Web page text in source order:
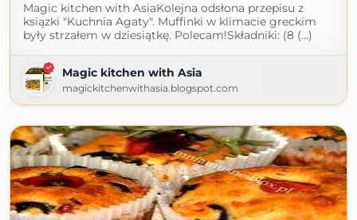
Magic kitchen with AsiaKolejna odsłona przepisu z
ksiązki "Kuchnia Agaty". Muffinki w klimacie greckim
były strzałem w dziesiątkę. Polecam!Składniki: (8 (...)
Magic kitchen with Asia
magickitchenwithasia.blogspot.com